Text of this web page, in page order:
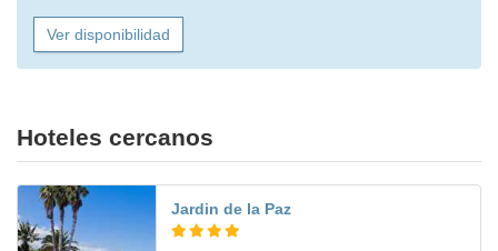
Ver disponibilidad
Hoteles cercanos
Jardin de la Paz